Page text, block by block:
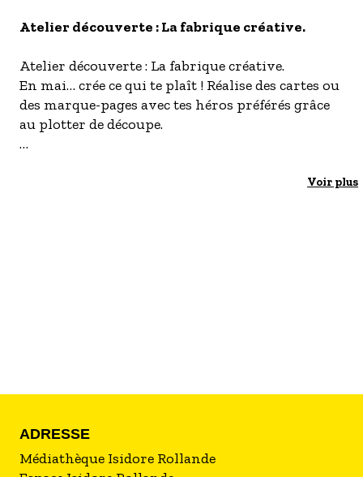
Atelier découverte : La fabrique créative.
Atelier découverte : La fabrique créative.
En mai… crée ce qui te plaît ! Réalise des cartes ou
des marque-pages avec tes héros préférés grâce
au plotter de découpe.
Voir plus
ADRESSE
Médiathèque Isidore Rollande